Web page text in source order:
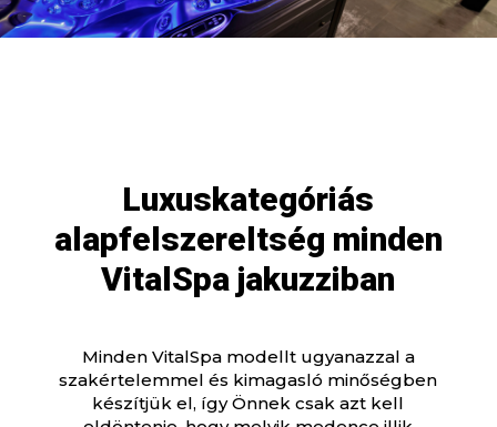
Luxuskategóriás
alapfelszereltség minden
VitalSpa jakuzziban
Minden VitalSpa modellt ugyanazzal a
szakértelemmel és kimagasló minőségben
készítjük el, így Önnek csak azt kell